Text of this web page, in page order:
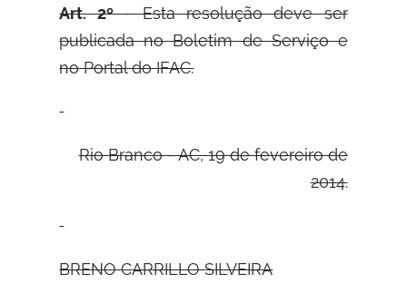
Art. 2º- Esta resolução deve ser
publicada no Boletim de Serviço e
no Portal do IFAC.
Rio Branco - AC, 19 de fevereiro de
2014.
BRENOCARRILLOSILVEIRA